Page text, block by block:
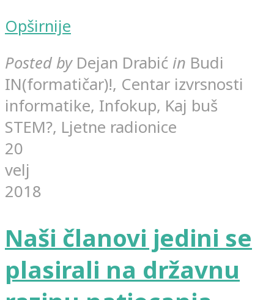
Opširnije
Posted by Dejan Drabić in Budi
IN(formatičar)!, Centar izvrsnosti
informatike, Infokup, Kaj buš
STEM?, Ljetne radionice
20
velj
2018
Naši članovi jedini se
plasirali na državnu